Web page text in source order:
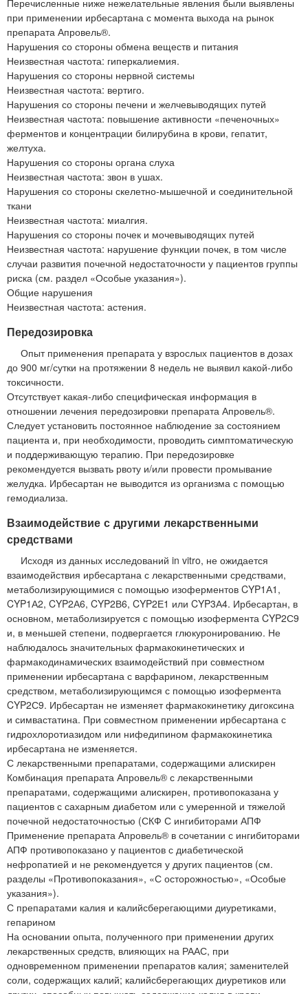
при применении ирбесартана с момента выхода на рынок
препарата Апровель®.
Нарушения со стороны обмена веществ и питания
Неизвестная частота: гиперкалиемия.
Нарушения со стороны нервной системы
Неизвестная частота: вертиго.
Нарушения со стороны печени и желчевыводящих путей
Неизвестная частота: повышение активности «печеночных»
ферментов и концентрации билирубина в крови, гепатит,
желтуха.
Нарушения со стороны органа слуха
Неизвестная частота: звон в ушах.
Нарушения со стороны скелетно-мышечной и соединительной
ткани
Неизвестная частота: миалгия.
Нарушения со стороны почек и мочевыводящих путей
Неизвестная частота: нарушение функции почек, в том числе
случаи развития почечной недостаточности у пациентов группы
риска (см. раздел «Особые указания»).
Общие нарушения
Неизвестная частота: астения.
Передозировка
Опыт применения препарата у взрослых пациентов в дозах
до 900 мг/сутки на протяжении 8 недель не выявил какой-либо
токсичности.
Отсутствует какая-либо специфическая информация в
отношении лечения передозировки препарата Апровель®.
Следует установить постоянное наблюдение за состоянием
пациента и, при необходимости, проводить симптоматическую
и поддерживающую терапию. При передозировке
рекомендуется вызвать рвоту и/или провести промывание
желудка. Ирбесартан не выводится из организма с помощью
гемодиализа.
Взаимодействие с другими лекарственными
средствами
Исходя из данных исследований in vitro, не ожидается
взаимодействия ирбесартана с лекарственными средствами,
метаболизирующимися с помощью изоферментов CYP1А1,
CYP1А2, CYP2А6, CYP2В6, CYP2Е1 или CYP3А4. Ирбесартан, в
основном, метаболизируется с помощью изофермента CYP2С9
и, в меньшей степени, подвергается глюкуронированию. Не
наблюдалось значительных фармакокинетических и
фармакодинамических взаимодействий при совместном
применении ирбесартана с варфарином, лекарственным
средством, метаболизирующимся с помощью изофермента
CYP2С9. Ирбесартан не изменяет фармакокинетику дигоксина
и симвастатина. При совместном применении ирбесартана с
гидрохлоротиазидом или нифедипином фармакокинетика
ирбесартана не изменяется.
С лекарственными препаратами, содержащими алискирен
Комбинация препарата Апровель® с лекарственными
препаратами, содержащими алискирен, противопоказана у
пациентов с сахарным диабетом или с умеренной и тяжелой
почечной недостаточностью (СКФ С ингибиторами АПФ
Применение препарата Апровель® в сочетании с ингибиторами
АПФ противопоказано у пациентов с диабетической
нефропатией и не рекомендуется у других пациентов (см.
разделы «Противопоказания», «С осторожностью», «Особые
указания»).
С препаратами калия и калийсберегающими диуретиками,
гепарином
На основании опыта, полученного при применении других
лекарственных средств, влияющих на РААС, при
одновременном применении препаратов калия; заменителей
соли, содержащих калий; калийсберегающих диуретиков или